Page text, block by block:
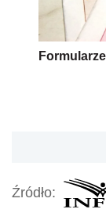
Źródło: